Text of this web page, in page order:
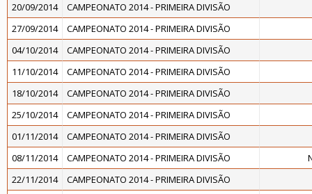
20/09/2014
CAMPEONATO 2014 - PRIMEIRA DIVISÃO
27/09/2014
CAMPEONATO 2014 - PRIMEIRA DIVISÃO
04/10/2014
CAMPEONATO 2014 - PRIMEIRA DIVISÃO
11/10/2014
CAMPEONATO 2014 - PRIMEIRA DIVISÃO
18/10/2014
CAMPEONATO 2014 - PRIMEIRA DIVISÃO
25/10/2014
CAMPEONATO 2014 - PRIMEIRA DIVISÃO
01/11/2014
CAMPEONATO 2014 - PRIMEIRA DIVISÃO
08/11/2014
CAMPEONATO 2014 - PRIMEIRA DIVISÃO
22/11/2014
CAMPEONATO 2014 - PRIMEIRA DIVISÃO